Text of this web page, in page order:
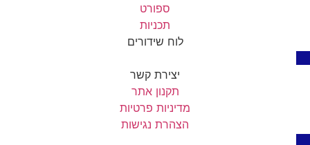
ספורט
תכניות
לוח שידורים
יצירת קשר
תקנון אתר
מדיניות פרטיות
הצהרת נגישות